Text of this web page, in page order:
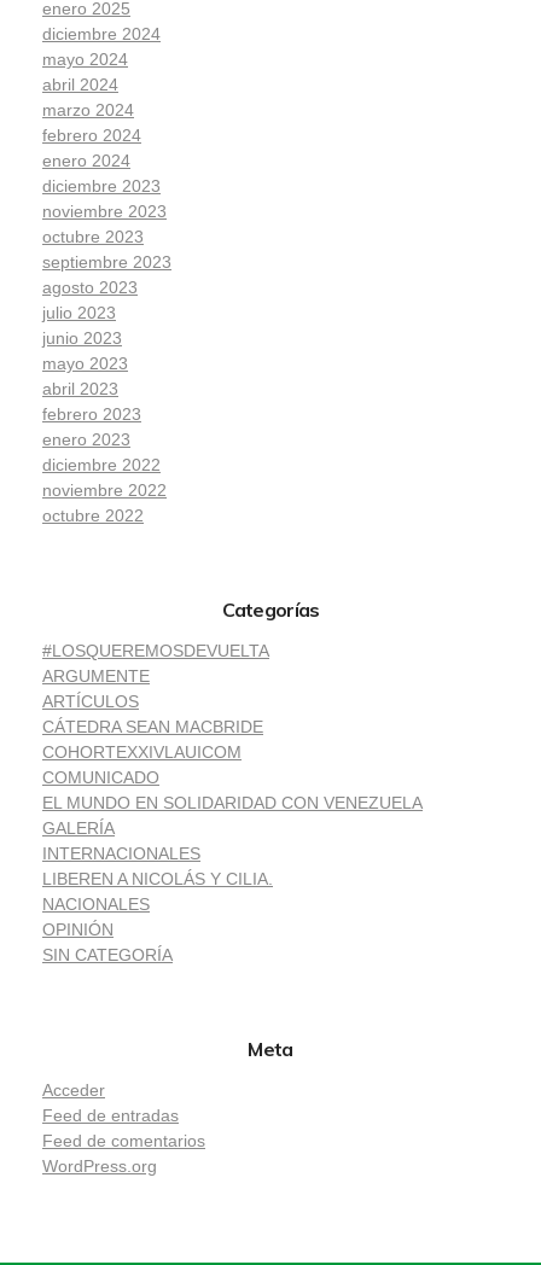
enero 2025
diciembre 2024
mayo 2024
abril 2024
marzo 2024
febrero 2024
enero 2024
diciembre 2023
noviembre 2023
octubre 2023
septiembre 2023
agosto 2023
julio 2023
junio 2023
mayo 2023
abril 2023
febrero 2023
enero 2023
diciembre 2022
noviembre 2022
octubre 2022
Categorías
#LOSQUEREMOSDEVUELTA
ARGUMENTE
ARTÍCULOS
CÁTEDRA SEAN MACBRIDE
COHORTEXXIVLAUICOM
COMUNICADO
EL MUNDO EN SOLIDARIDAD CON VENEZUELA
GALERÍA
INTERNACIONALES
LIBEREN A NICOLÁS Y CILIA.
NACIONALES
OPINIÓN
SIN CATEGORÍA
Meta
Acceder
Feed de entradas
Feed de comentarios
WordPress.org